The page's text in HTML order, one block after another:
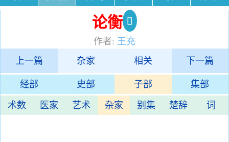
论衡
作者: 王充
上一篇
杂家 相关 下一篇
经部 史部 子部 集部
术数 医家 艺术 杂家 别集 楚辞 词